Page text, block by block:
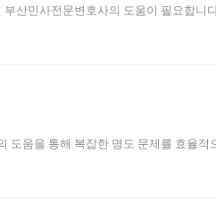
산민사전문변호사의 도움이 필요합니
도움을 통해 복잡한 명도 문제를 효율적